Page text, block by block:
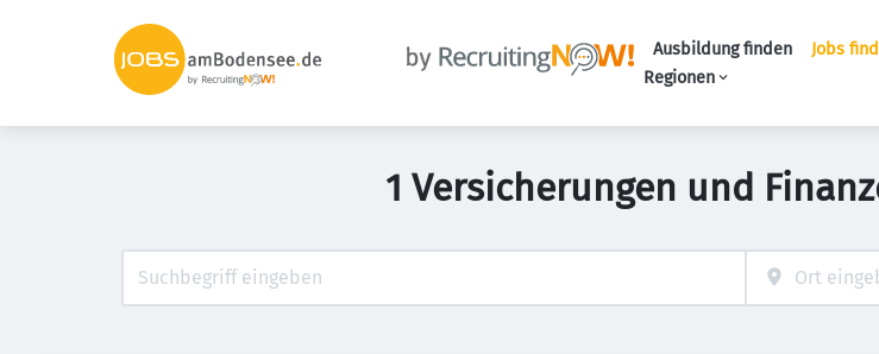
Ausbildung finden Jobs
Regionen
1 Versicherungen und